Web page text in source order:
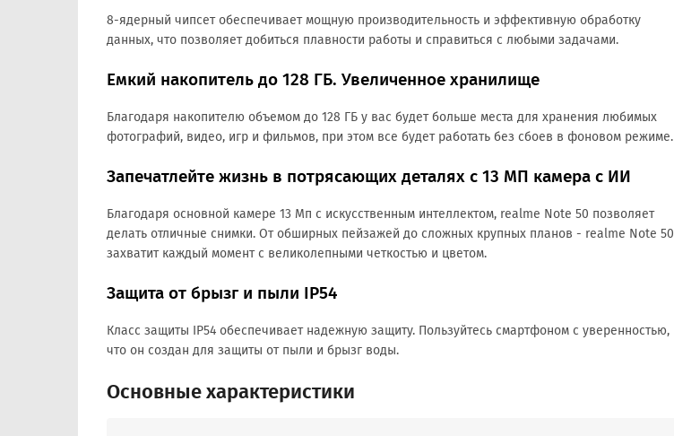
8-ядерный чипсет обеспечивает мощную производительность и эффективную обработку
данных, что позволяет добиться плавности работы и справиться с любыми задачами.
Емкий накопитель до 128 ГБ. Увеличенное хранилище
Благодаря накопителю объемом до 128 ГБ у вас будет больше места для хранения любимых
фотографий, видео, игр и фильмов, при этом все будет работать без сбоев в фоновом режиме.
Запечатлейте жизнь в потрясающих деталях с 13 МП камера с ИИ
Благодаря основной камере 13 Мп с искусственным интеллектом, realme Note 50 позволяет
делать отличные снимки. От обширных пейзажей до сложных крупных планов - realme Note 50
захватит каждый момент с великолепными четкостью и цветом.
Защита от брызг и пыли IP54
Класс защиты IP54 обеспечивает надежную защиту. Пользуйтесь смартфоном с уверенностью,
что он создан для защиты от пыли и брызг воды.
Основные характеристики